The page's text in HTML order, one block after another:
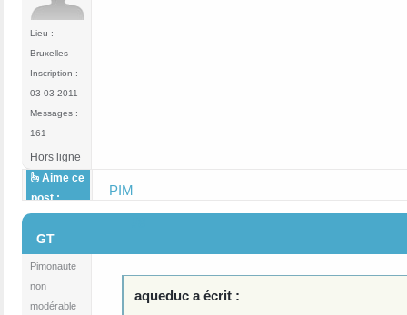
Lieu :
Bruxelles
Inscription :
03-03-2011
Messages :
161
Hors ligne
Aime ce
post :
PIM
GT
Pimonaute
non
modérable
aqueduc a écrit :